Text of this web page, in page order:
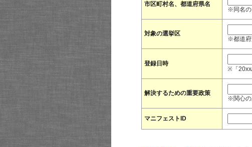
市区町村名、都道府県名
※同名の
対象の選挙区
※都道府
登録日時
※「
解決するための重要政策
※関心の
マニフェストID